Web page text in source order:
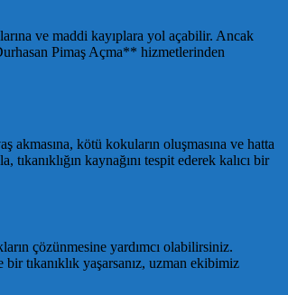
ve maddi kayıplara yol açabilir. Ancak
Pimaş Açma** hizmetlerinden
akmasına, kötü kokuların oluşmasına ve hatta
kaynağını tespit ederek kalıcı bir
çözünmesine yardımcı olabilirsiniz.
tıkanıklık yaşarsanız, uzman ekibimiz